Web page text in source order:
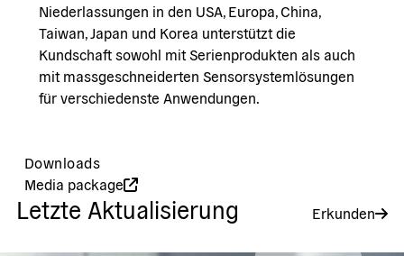
Niederlassungen in den USA, Europa, China,
Taiwan, Japan und Korea unterstützt die
Kundschaft sowohl mit Serienprodukten als auch
mit massgeschneiderten Sensorsystemlösungen
für verschiedenste Anwendungen.
Downloads
Media package
Letzte Aktualisierung Erkunden